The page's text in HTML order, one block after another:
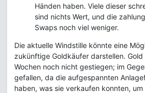
Händen haben. Viele dieser
sind nichts Wert, und die
Swaps noch viel weniger.
Die aktuelle Windstille könnte eine
zukünftige Goldkäufer darstellen.
Wochen noch nicht gestiegen; im
gefallen, da die aufgespannten
haben, was sie verkaufen konnten,